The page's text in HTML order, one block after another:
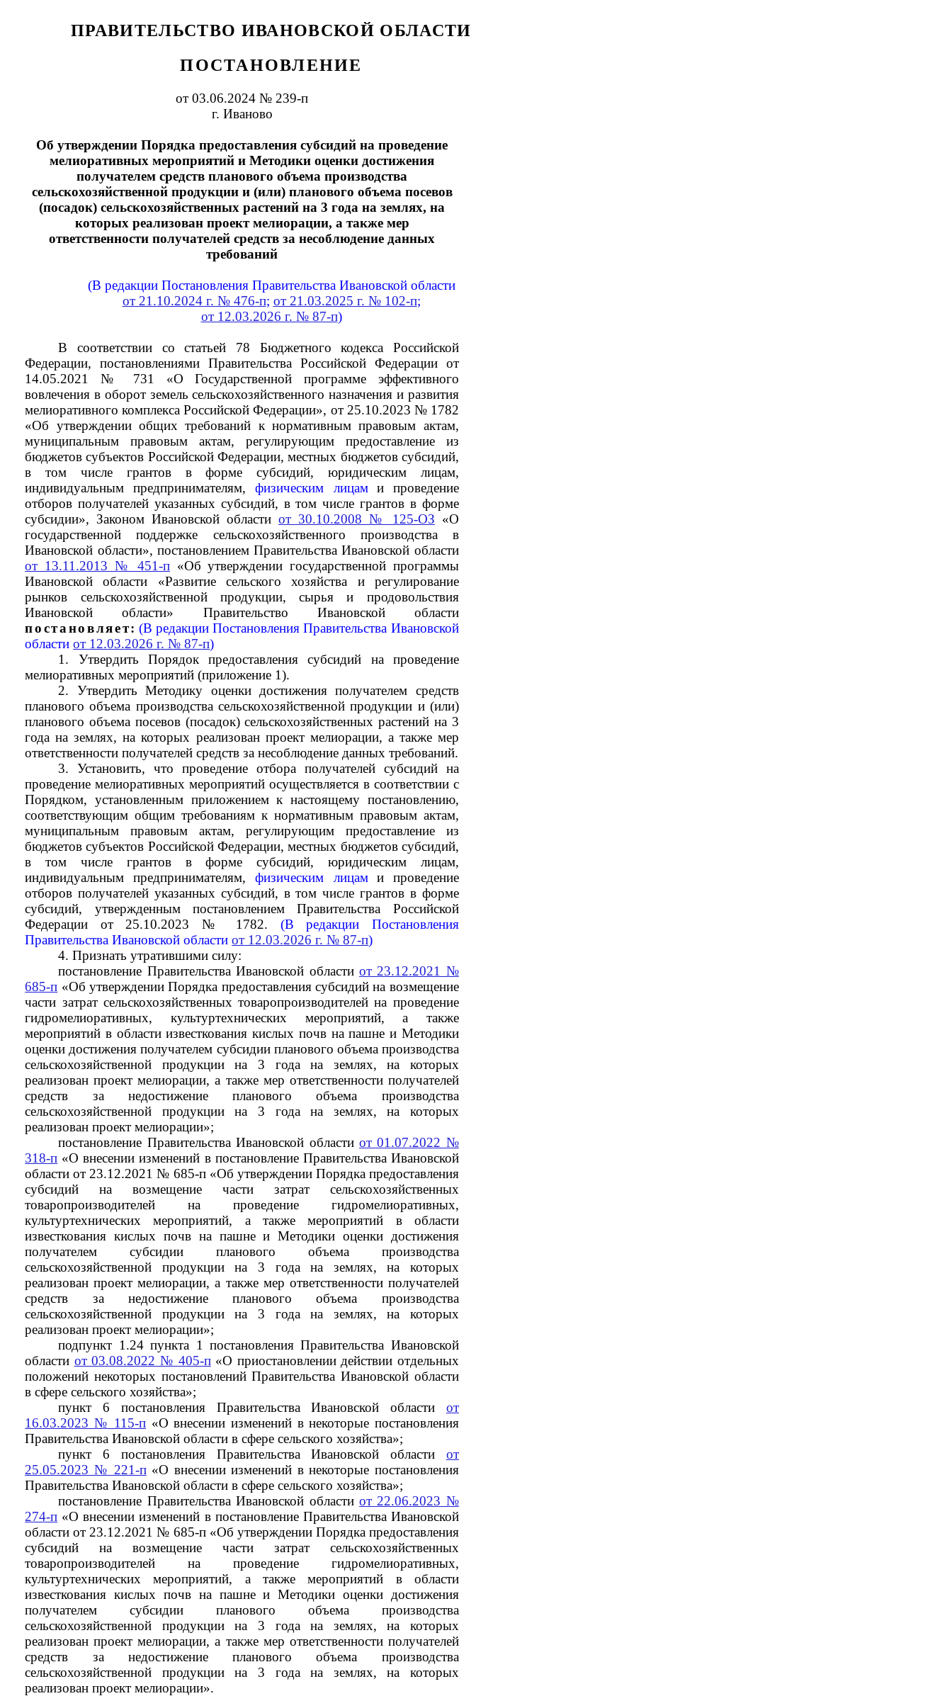
ПРАВИТЕЛЬСТВО ИВАНОВСКОЙ ОБЛАСТИ
ПОСТАНОВЛЕНИЕ
от 03.06.2024 № 239-п
г. Иваново
Об утверждении Порядка предоставления субсидий на проведение
мелиоративных мероприятий и Методики оценки достижения
получателем средств планового объема производства
сельскохозяйственной продукции и (или) планового объема посевов
(посадок) сельскохозяйственных растений на 3 года на землях, на
которых реализован проект мелиорации, а также мер
ответственности получателей средств за несоблюдение данных
требований
(В редакции Постановления Правительства Ивановской области
от 21.10.2024 г. № 476-п; от 21.03.2025 г. № 102-п;
от 12.03.2026 г. № 87-п)
В соответствии со статьей 78 Бюджетного кодекса Российской
Федерации, постановлениями Правительства Российской Федерации от
14.05.2021 № 731 «О Государственной программе эффективного
вовлечения в оборот земель сельскохозяйственного назначения и развития
мелиоративного комплекса Российской Федерации», от 25.10.2023 № 1782
«Об утверждении общих требований к нормативным правовым актам,
муниципальным правовым актам, регулирующим предоставление из
бюджетов субъектов Российской Федерации, местных бюджетов субсидий,
в том числе грантов в форме субсидий, юридическим лицам,
индивидуальным предпринимателям,физическим лицам и проведение
отборов получателей указанных субсидий, в том числе грантов в форме
субсидии», Законом Ивановской областиот 30.10.2008 № 125-ОЗ «О
государственной поддержке сельскохозяйственного производства в
Ивановской области», постановлением Правительства Ивановской области
от 13.11.2013 № 451-п «Об утверждении государственной программы
Ивановской области «Развитие сельского хозяйства и регулирование
рынков сельскохозяйственной продукции, сырья и продовольствия
Ивановской области» Правительство Ивановской области
постановляет: (В редакции Постановления Правительства Ивановской
областиот 12.03.2026 г. № 87-п)
1. Утвердить Порядок предоставления субсидий на проведение
мелиоративных мероприятий (приложение 1).
2. Утвердить Методику оценки достижения получателем средств
планового объема производства сельскохозяйственной продукции и (или)
планового объема посевов (посадок) сельскохозяйственных растений на 3
года на землях, на которых реализован проект мелиорации, а также мер
ответственности получателей средств за несоблюдение данных требований.
3. Установить, что проведение отбора получателей субсидий на
проведение мелиоративных мероприятий осуществляется в соответствии с
Порядком, установленным приложением к настоящему постановлению,
соответствующим общим требованиям к нормативным правовым актам,
муниципальным правовым актам, регулирующим предоставление из
бюджетов субъектов Российской Федерации, местных бюджетов субсидий,
в том числе грантов в форме субсидий, юридическим лицам,
индивидуальным предпринимателям,физическим лицам и проведение
отборов получателей указанных субсидий, в том числе грантов в форме
субсидий, утвержденным постановлением Правительства Российской
Федерации от 25.10.2023 № 1782. (В редакции Постановления
Правительства Ивановской областиот 12.03.2026 г. № 87-п)
4. Признать утратившими силу:
постановление Правительства Ивановской областиот 23.12.2021 №
685-п «Об утверждении Порядка предоставления субсидий на возмещение
части затрат сельскохозяйственных товаропроизводителей на проведение
гидромелиоративных, культуртехнических мероприятий, а также
мероприятий в области известкования кислых почв на пашне и Методики
оценки достижения получателем субсидии планового объема производства
сельскохозяйственной продукции на 3 года на землях, на которых
реализован проект мелиорации, а также мер ответственности получателей
средств за недостижение планового объема производства
сельскохозяйственной продукции на 3 года на землях, на которых
реализован проект мелиорации»;
постановление Правительства Ивановской областиот 01.07.2022 №
318-п «О внесении изменений в постановление Правительства Ивановской
области от 23.12.2021 № 685-п «Об утверждении Порядка предоставления
субсидий на возмещение части затрат сельскохозяйственных
товаропроизводителей на проведение гидромелиоративных,
культуртехнических мероприятий, а также мероприятий в области
известкования кислых почв на пашне и Методики оценки достижения
получателем субсидии планового объема производства
сельскохозяйственной продукции на 3 года на землях, на которых
реализован проект мелиорации, а также мер ответственности получателей
средств за недостижение планового объема производства
сельскохозяйственной продукции на 3 года на землях, на которых
реализован проект мелиорации»;
подпункт 1.24 пункта 1 постановления Правительства Ивановской
области от 03.08.2022 № 405-п«О приостановлении действии отдельных
положений некоторых постановлений Правительства Ивановской области
в сфере сельского хозяйства»;
пункт 6 постановления Правительства Ивановской области от
16.03.2023 № 115-п «О внесении изменений в некоторые постановления
Правительства Ивановской области в сфере сельского хозяйства»;
пункт 6 постановления Правительства Ивановской области от
25.05.2023 № 221-п«О внесении изменений в некоторые постановления
Правительства Ивановской области в сфере сельского хозяйства»;
постановление Правительства Ивановской областиот 22.06.2023 №
274-п «О внесении изменений в постановление Правительства Ивановской
области от 23.12.2021 № 685-п «Об утверждении Порядка предоставления
субсидий на возмещение части затрат сельскохозяйственных
товаропроизводителей на проведение гидромелиоративных,
культуртехнических мероприятий, а также мероприятий в области
известкования кислых почв на пашне и Методики оценки достижения
получателем субсидии планового объема производства
сельскохозяйственной продукции на 3 года на землях, на которых
реализован проект мелиорации, а также мер ответственности получателей
средств за недостижение планового объема производства
сельскохозяйственной продукции на 3 года на землях, на которых
реализован проект мелиорации».